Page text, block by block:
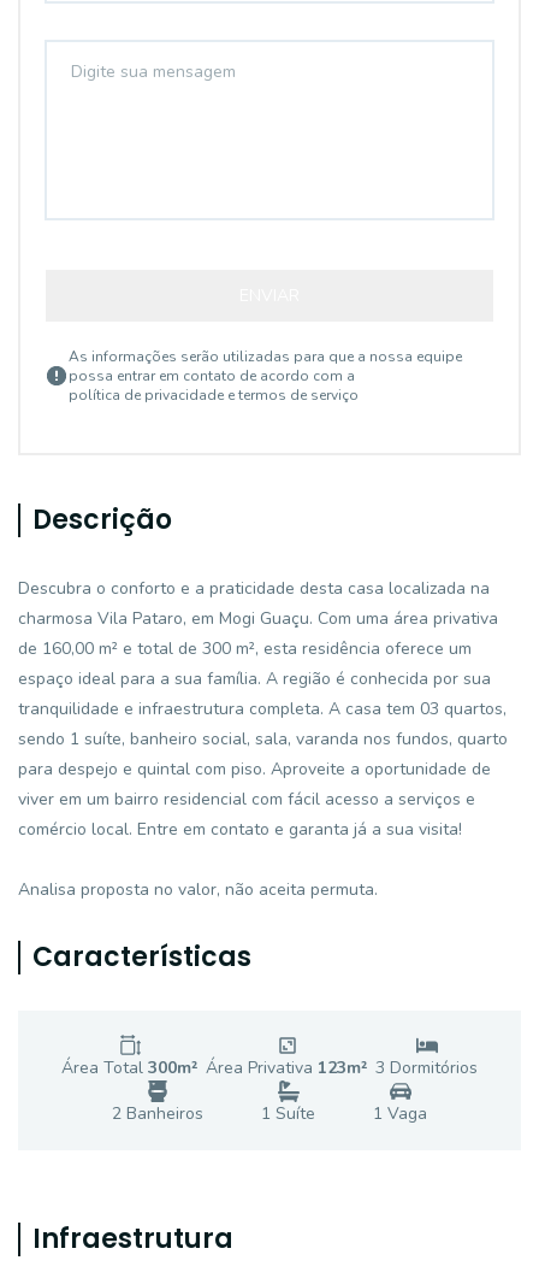
As informações serão utilizadas para que a nossa equipe
possa entrar em contato de acordo com a
política de privacidade e termos de serviço
Descrição
Descubra o conforto e a praticidade desta casa localizada na
charmosa Vila Pataro, em Mogi Guaçu. Com uma área privativa
de 160,00 m² e total de 300 m², esta residência oferece um
espaço ideal para a sua família. A região é conhecida por sua
tranquilidade e infraestrutura completa. A casa tem 03 quartos,
sendo 1 suíte, banheiro social, sala, varanda nos fundos, quarto
para despejo e quintal com piso. Aproveite a oportunidade de
viver em um bairro residencial com fácil acesso a serviços e
comércio local. Entre em contato e garanta já a sua visita!
Analisa proposta no valor, não aceita permuta.
Características
Área Total 300m² Área Privativa 123m² 3 Dormitórios
2 Banheiros 1 Suíte 1 Vaga
Infraestrutura